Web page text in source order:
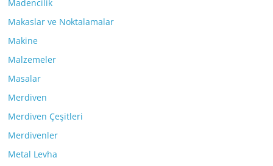
Madencilik
Makaslar ve Noktalamalar
Makine
Malzemeler
Masalar
Merdiven
Merdiven Çeşitleri
Merdivenler
Metal Levha